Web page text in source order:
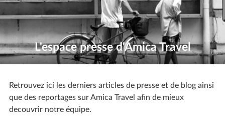
L'espace presse d'Amica Travel
Retrouvez ici les derniers articles de presse et de blog ainsi
que des reportages sur Amica Travel afin de mieux
decouvrir notre équipe.